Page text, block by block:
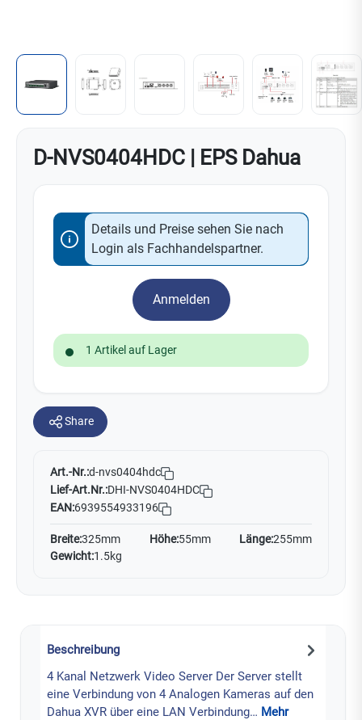
D-NVS0404HDC | EPS Dahua
Details und Preise sehen Sie nach
Login als Fachhandelspartner.
Anmelden
1 Artikel auf Lager
Share
Art.-Nr.:d-nvs0404hdc
Lief-Art.Nr.:DHI-NVS0404HDC
EAN:6939554933196
Breite:325mm Höhe:55mm Länge:255mm
Gewicht:1.5kg
Beschreibung
4 Kanal Netzwerk Video Server Der Server stellt
eine Verbindung von 4 Analogen Kameras auf den
Dahua XVR über eine LAN Verbindung… Mehr